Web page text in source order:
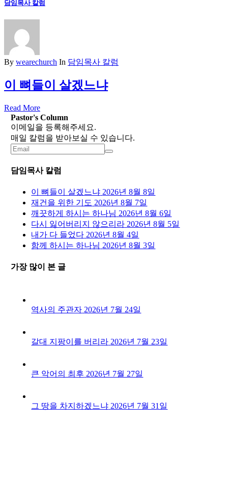
담임목사 칼럼
By wearechurch In 담임목사 칼럼
이 뼈들이 살겠느냐
Read More
Pastor's Column
이메일을 등록해주세요.
매일 칼럼을 받아보실 수 있습니다.
담임목사 칼럼
이 뼈들이 살겠느냐 2026년 8월 8일
재건을 위한 기도 2026년 8월 7일
깨끗하게 하시는 하나님 2026년 8월 6일
다시 잃어버리지 않으리라 2026년 8월 5일
내가 다 들었다 2026년 8월 4일
함께 하시는 하나님 2026년 8월 3일
가장 많이 본 글
역사의 주관자 2026년 7월 24일
갈대 지팡이를 버리라 2026년 7월 23일
큰 악어의 최후 2026년 7월 27일
그 땅을 차지하겠느냐 2026년 7월 31일